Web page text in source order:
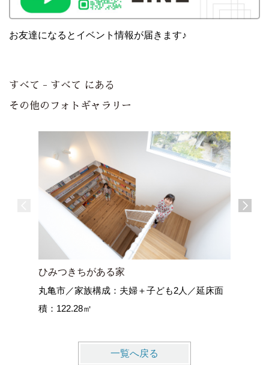
お友達になるとイベント情報が届きます♪
すべて - すべて にある
その他のフォトギャラリー
ひみつきちがある家
丸亀市／家族構成：夫婦＋子ども2人／延床面
積：122.28㎡
一覧へ戻る